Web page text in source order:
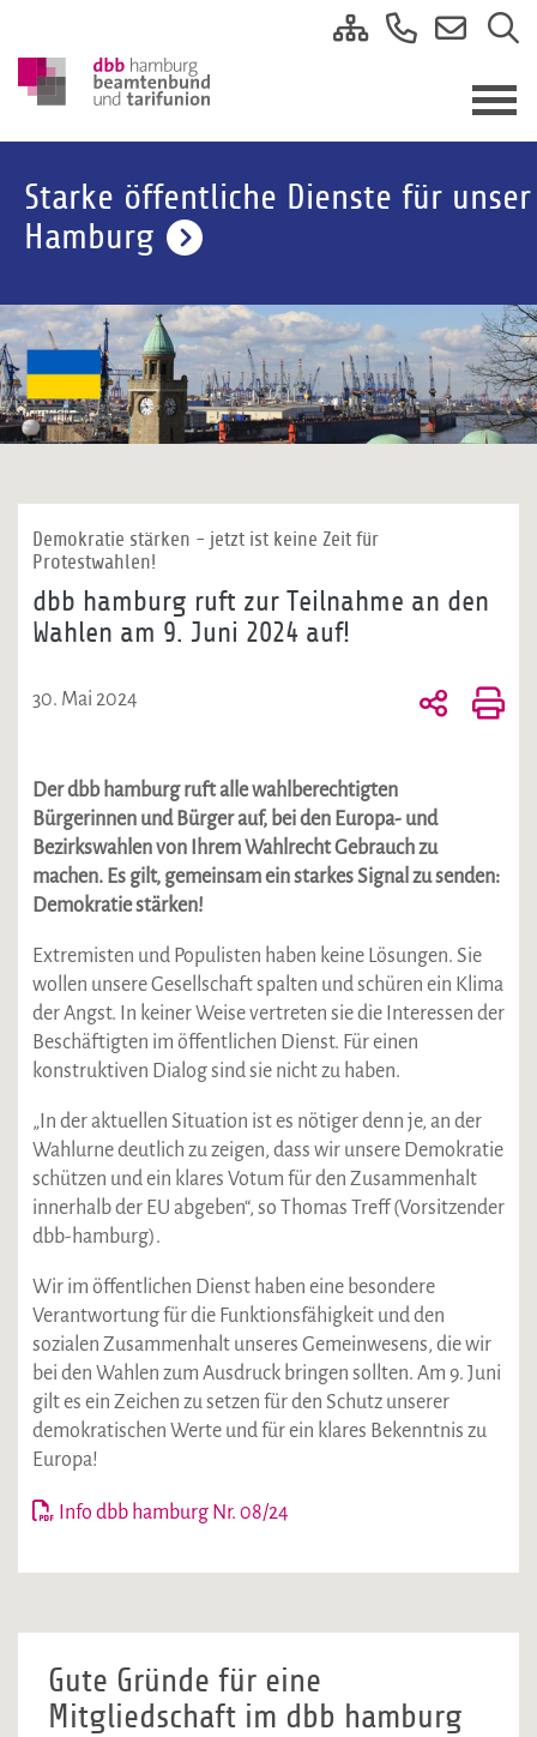
Starke öffentliche Dienste für unser
Hamburg
Demokratie stärken - jetzt ist keine Zeit für
Protestwahlen!
dbb hamburg ruft zur Teilnahme an den
Wahlen am 9. Juni 2024 auf!
30. Mai 2024
Der dbb hamburg ruft alle wahlberechtigten
Bürgerinnen und Bürger auf, bei den Europa- und
Bezirkswahlen von Ihrem Wahlrecht Gebrauch zu
machen. Es gilt, gemeinsam ein starkes Signal zu senden:
Demokratie stärken!
Extremisten und Populisten haben keine Lösungen. Sie
wollen unsere Gesellschaft spalten und schüren ein Klima
der Angst. In keiner Weise vertreten sie die Interessen der
Beschäftigten im öffentlichen Dienst. Für einen
konstruktiven Dialog sind sie nicht zu haben.
„In der aktuellen Situation ist es nötiger denn je, an der
Wahlurne deutlich zu zeigen, dass wir unsere Demokratie
schützen und ein klares Votum für den Zusammenhalt
innerhalb der EU abgeben“, so Thomas Treff (Vorsitzender
dbb-hamburg).
Wir im öffentlichen Dienst haben eine besondere
Verantwortung für die Funktionsfähigkeit und den
sozialen Zusammenhalt unseres Gemeinwesens, die wir
bei den Wahlen zum Ausdruck bringen sollten. Am 9. Juni
gilt es ein Zeichen zu setzen für den Schutz unserer
demokratischen Werte und für ein klares Bekenntnis zu
Europa!
Info dbb hamburg Nr. 08/24
Gute Gründe für eine
Mitgliedschaft im dbb hamburg